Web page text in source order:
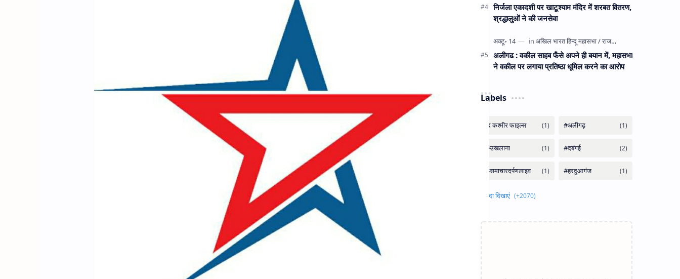
निर्जला एकादशी पर खाटूश्याम मंदिर में शरबत वितरण,
श्रद्धालुओं ने की जनसेवा
अलीगढ : वकील साहब फँसे अपने ही बयान में, महासभा
ने वकील पर लगाया प्रतिष्ठा धूमिल करने का आरोप
Labels